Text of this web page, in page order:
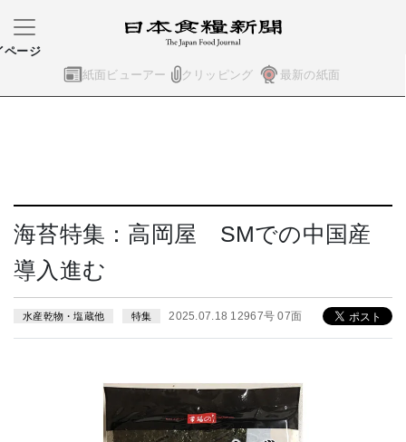
紙面ビューアー クリッピング 最新の紙面
ページ
海苔特集：高岡屋 SMでの中国産
導入進む
水産乾物・塩蔵他 特集 2025.07.18 12967号 07面